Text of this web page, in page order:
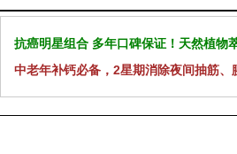
抗癌明星组合 多年口碑保证！天然植物
中老年补钙必备，2星期消除夜间抽筋